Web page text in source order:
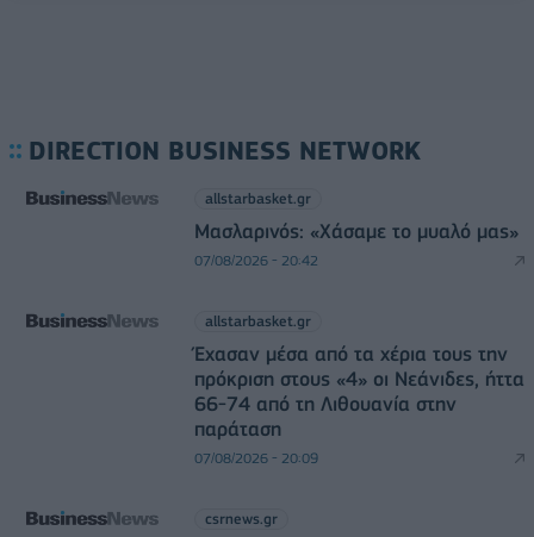
DIRECTION BUSINESS NETWORK
allstarbasket.gr
Μασλαρινός: «Χάσαμε το μυαλό μας»
07/08/2026 - 20:42
allstarbasket.gr
Έχασαν μέσα από τα χέρια τους την
πρόκριση στους «4» οι Νεάνιδες, ήττα
66-74 από τη Λιθουανία στην
παράταση
07/08/2026 - 20:09
csrnews.gr